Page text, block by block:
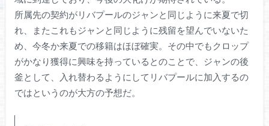
所属先の契約がリバプールのジャンと同じように来夏で切
れ、またこれもジャンと同じように残留を望んでいないた
め、今冬か来夏での移籍はほぼ確実。その中でもクロップ
がかなり獲得に興味を持っているとのことで、ジャンの後
釜として、入れ替わるようにしてリバプールに加入するの
ではというのが大方の予想だ。